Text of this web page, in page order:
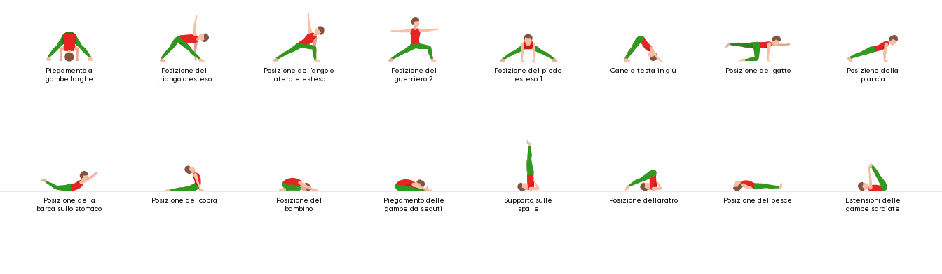
Piegamento a
gambe larghe
Posizione del
triangolo esteso
Posizione dell'angolo
laterale esteso
Posizione del
guerriero 2
Posizione del piede
esteso 1
Cane a testa in giù Posizione del gatto
Posizione della
plancia
Posizione della
barca sullo stomaco
Posizione del cobra
Posizione del
bambino
Piegamento delle
gambe da seduti
Supporto sulle
spalle
Posizione dell'aratro Posizione del pesce
Estensioni delle
gambe sdraiate